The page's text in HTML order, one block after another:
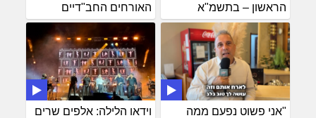
האורחים החב"דיים
הראשון – בתשמ"א
וידאו הלילה: אלפים שרים
"אני פשוט נפעם ממה